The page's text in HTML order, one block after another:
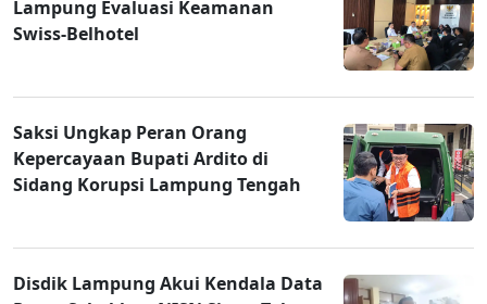
Lampung Evaluasi Keamanan
Swiss-Belhotel
Saksi Ungkap Peran Orang
Kepercayaan Bupati Ardito di
Sidang Korupsi Lampung Tengah
Disdik Lampung Akui Kendala Data